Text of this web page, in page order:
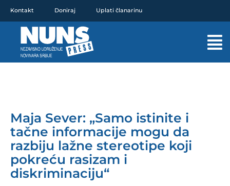
sadržaj
Kontakt Doniraj Uplati članarinu
Maja Sever: „Samo istinite i
tačne informacije mogu da
razbiju lažne stereotipe koji
pokreću rasizam i
diskriminaciju“